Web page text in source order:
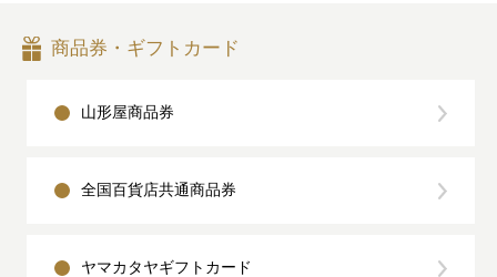
商品券・ギフトカード
山形屋商品券
全国百貨店共通商品券
ヤマカタヤギフトカード